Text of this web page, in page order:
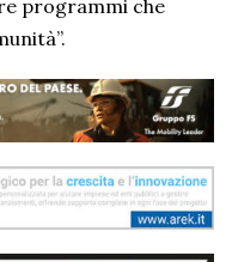
programmi che